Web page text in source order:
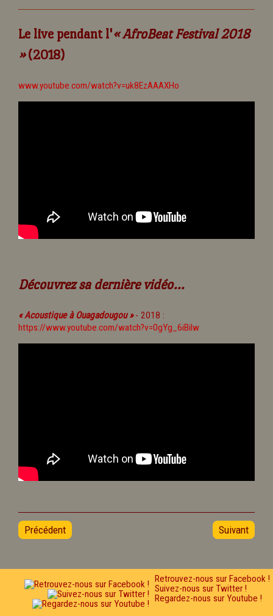
Le live pendant l'« AfroBeat Festival 2018
»(2018)
www.youtube.com/watch?v=uk8EzAAAXHo
Découvrez sa dernière vidéo...
« Acoustique à Ouagadougou »- 2018 :
https://www.youtube.com/watch?v=0gYg_6iBiIw
Précédent Suivant
Retrouvez-nous sur Facebook !
Suivez-nous sur Twitter !
Regardez-nous sur Youtube !